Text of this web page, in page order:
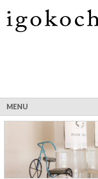
MENU